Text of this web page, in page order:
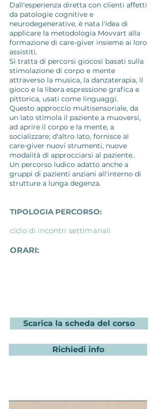
Dall'esperienza diretta con clienti affetti
da patologie cognitive e
neurodegenerative, è nata l'idea di
applicare la metodologia Movvart alla
formazione di care-giver insieme ai loro
assistiti.
Si tratta di percorsi giocosi basati sulla
stimolazione di corpo e mente
attraverso la musica, la danzaterapia, il
gioco e la libera espressione grafica e
pittorica, usati come linguaggi.
Questo approccio multisensoriale, da
un lato stimola il paziente a muoversi,
ad aprire il corpo e la mente, a
socializzare; d'altro lato, fornisce al
care-giver nuovi strumenti, nuove
modalità di approcciarsi al paziente..
Un percorso ludico adatto anche a
gruppi di pazienti anziani all'interno di
strutture a lunga degenza.
TIPOLOGIA PERCORSO:
ciclo di incontri settimanali
ORARI:
Scarica la scheda del corso
Richiedi info